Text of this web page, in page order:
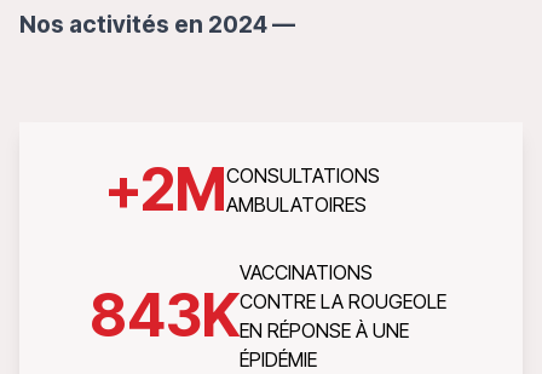
Nos activités en 2024 —
+2MCONSULTATIONS
AMBULATOIRES
843K
VACCINATIONS
CONTRE LA ROUGEOLE
EN RÉPONSE À UNE
ÉPIDÉMIE